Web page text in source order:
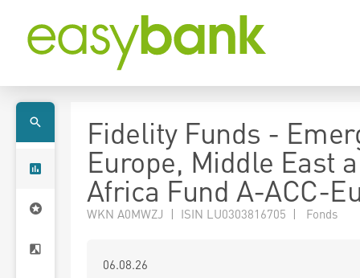
Fidelity Funds -
Europe, Middle East
Africa Fund A-ACC-
WKN A0MWZJ | ISIN LU0303816705 | Fonds
06.08.26